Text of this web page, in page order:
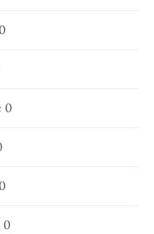
0
0